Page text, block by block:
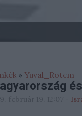
» Yuval_Rotem